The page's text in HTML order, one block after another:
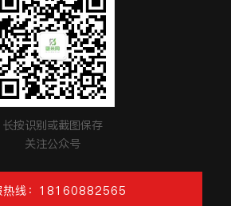
长按识别或截图保存
关注公众号
热线：18160882565